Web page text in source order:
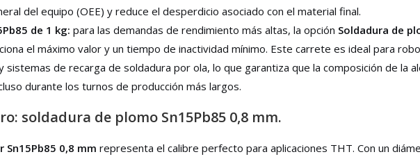
del equipo (OEE) y reduce el desperdicio asociado con el material final.
de 1 kg: para las demandas de rendimiento más altas, la opción Soldadura de
el máximo valor y un tiempo de inactividad mínimo. Este carrete es ideal para
de recarga de soldadura por ola, lo que garantiza que la composición de la
durante los turnos de producción más largos.
soldadura de plomo Sn15Pb85 0,8 mm.
Sn15Pb85 0,8 mm representa el calibre perfecto para aplicaciones THT. Con un